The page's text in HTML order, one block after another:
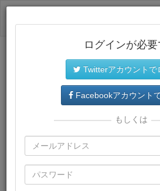
ログインが必要
Twitterアカウントで
Facebookアカウント
もしくは